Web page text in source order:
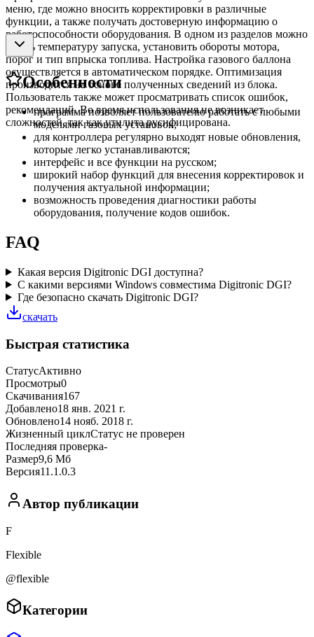
меню, где можно вносить корректировки в различные
функции, а также получать достоверную информацию о
работоспособности оборудования. В одном из разделов можно
задать температуру запуска, установить обороты мотора,
порог и тип впрыска топлива. Настройка газового баллона
осуществляется в автоматическом порядке. Оптимизация
производится на основе полученных сведений из блока.
Пользователь также может просматривать список ошибок,
рекомендаций. Во время использования не возникает
сложностей, так как утилита русифицирована.
Особенности
программа позволяет пользователю работать с любыми
моделями газовых установок;
для контроллера регулярно выходят новые обновления,
которые легко устанавливаются;
интерфейс и все функции на русском;
широкий набор функций для внесения корректировок и
получения актуальной информации;
возможность проведения диагностики работы
оборудования, получение кодов ошибок.
FAQ
Какая версия Digitronic DGI доступна?
С какими версиями Windows совместима Digitronic DGI?
Где безопасно скачать Digitronic DGI?
скачать
Быстрая статистика
СтатусАктивно
Просмотры0
Скачивания167
Добавлено18 янв. 2021 г.
Обновлено14 нояб. 2018 г.
Жизненный циклСтатус не проверен
Последняя проверка-
Размер9,6 Мб
Версия11.1.0.3
Автор публикации
F
Flexible
@flexible
Категории